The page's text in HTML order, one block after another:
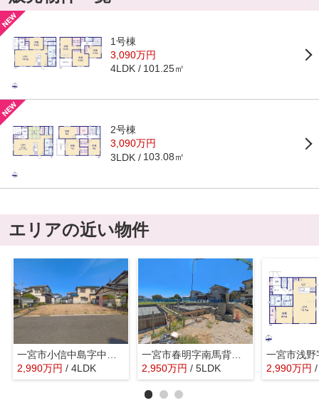
1号棟
3,090万円
4LDK 101.25㎡
2号棟
3,090万円
3LDK 103.08㎡
エリアの近い物件
一宮市小信中島字中平18-5『仲介料無料』新築戸建て
2,990万円 / 4LDK
一宮市春明字南馬背口49-1『仲介料無料』新築戸建て
2,950万円 / 5LDK 2,990万円